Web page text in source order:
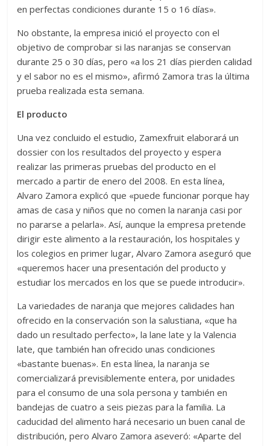
en perfectas condiciones durante 15 o 16 días».
No obstante, la empresa inició el proyecto con el
objetivo de comprobar si las naranjas se conservan
durante 25 o 30 días, pero «a los 21 días pierden calidad
y el sabor no es el mismo», afirmó Zamora tras la última
prueba realizada esta semana.
El producto
Una vez concluido el estudio, Zamexfruit elaborará un
dossier con los resultados del proyecto y espera
realizar las primeras pruebas del producto en el
mercado a partir de enero del 2008. En esta línea,
Alvaro Zamora explicó que «puede funcionar porque hay
amas de casa y niños que no comen la naranja casi por
no pararse a pelarla». Así, aunque la empresa pretende
dirigir este alimento a la restauración, los hospitales y
los colegios en primer lugar, Alvaro Zamora aseguró que
«queremos hacer una presentación del producto y
estudiar los mercados en los que se puede introducir».
La variedades de naranja que mejores calidades han
ofrecido en la conservación son la salustiana, «que ha
dado un resultado perfecto», la lane late y la Valencia
late, que también han ofrecido unas condiciones
«bastante buenas». En esta línea, la naranja se
comercializará previsiblemente entera, por unidades
para el consumo de una sola persona y también en
bandejas de cuatro a seis piezas para la familia. La
caducidad del alimento hará necesario un buen canal de
distribución, pero Alvaro Zamora aseveró: «Aparte del